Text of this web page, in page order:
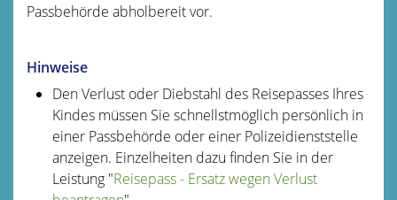
Passbehörde abholbereit vor.
Hinweise
Den Verlust oder Diebstahl des Reisepasses Ihres
Kindes müssen Sie schnellstmöglich persönlich in
einer Passbehörde oder einer Polizeidienststelle
anzeigen. Einzelheiten dazu finden Sie in der
Leistung "Reisepass - Ersatz wegen Verlust